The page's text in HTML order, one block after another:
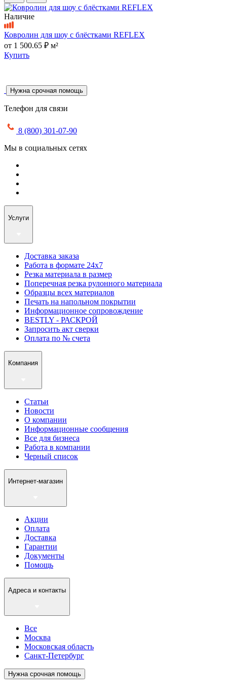
Наличие
Ковролин для шоу с блёстками REFLEX
от 1 500.65 ₽ м²
Купить
Нужна срочная помощь
Телефон для связи
8 (800) 301-07-90
Мы в социальных сетях
Услуги
Доставка заказа
Работа в формате 24х7
Резка материала в размер
Поперечная резка рулонного материала
Образцы всех материалов
Печать на напольном покрытии
Информационное сопровождение
BESTLY - РАСКРОЙ
Запросить акт сверки
Оплата по № счета
Компания
Статьи
Новости
О компании
Информационные сообщения
Все для бизнеса
Работа в компании
Черный список
Интернет-магазин
Акции
Оплата
Доставка
Гарантии
Документы
Помощь
Адреса и контакты
Все
Москва
Московская область
Санкт-Петербург
Нужна срочная помощь